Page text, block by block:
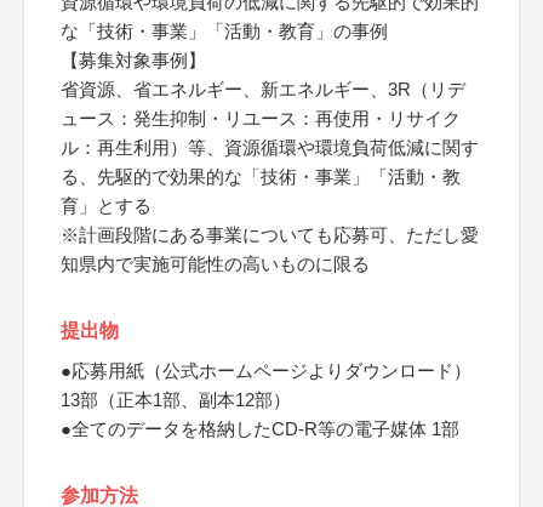
な「技術・事業」「活動・教育」の事例
【募集対象事例】
省資源、省エネルギー、新エネルギー、3R（リデ
ュース：発生抑制・リユース：再使用・リサイク
ル：再生利用）等、資源循環や環境負荷低減に関す
る、先駆的で効果的な「技術・事業」「活動・教
育」とする
※計画段階にある事業についても応募可、ただし愛
知県内で実施可能性の高いものに限る
提出物
●応募用紙（公式ホームページよりダウンロード）
13部（正本1部、副本12部）
●全てのデータを格納したCD-R等の電子媒体 1部
参加方法